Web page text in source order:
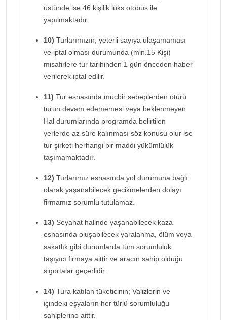
üstünde ise 46 kişilik lüks otobüs ile
yapılmaktadır.
10) Turlarımızın, yeterli sayıya ulaşamaması
ve iptal olması durumunda (min.15 Kişi)
misafirlere tur tarihinden 1 gün önceden haber
verilerek iptal edilir.
11) Tur esnasında mücbir sebeplerden ötürü
turun devam edememesi veya beklenmeyen
Hal durumlarında programda belirtilen
yerlerde az süre kalınması söz konusu olur ise
tur şirketi herhangi bir maddi yükümlülük
taşımamaktadır.
12) Turlarımız esnasında yol durumuna bağlı
olarak yaşanabilecek gecikmelerden dolayı
firmamız sorumlu tutulamaz.
13) Seyahat halinde yaşanabilecek kaza
esnasında oluşabilecek yaralanma, ölüm veya
sakatlık gibi durumlarda tüm sorumluluk
taşıyıcı firmaya aittir ve aracın sahip olduğu
sigortalar geçerlidir.
14) Tura katılan tüketicinin; Valizlerin ve
içindeki eşyaların her türlü sorumluluğu
sahiplerine aittir.